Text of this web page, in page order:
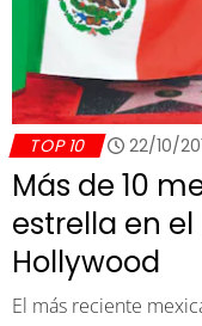
TOP 10 22/10/
Más de 10
estrella en
Hollywood
El más reciente